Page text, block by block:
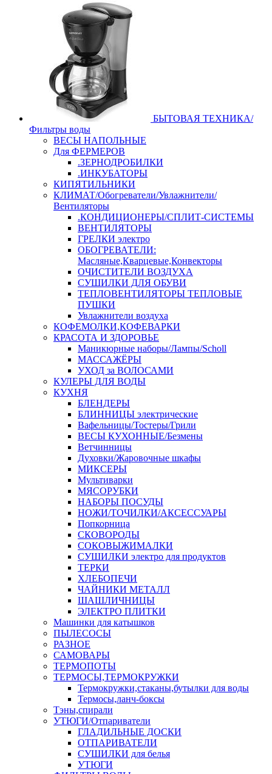
БЫТОВАЯ ТЕХНИКА/
Фильтры воды
ВЕСЫ НАПОЛЬНЫЕ
Для ФЕРМЕРОВ
.ЗЕРНОДРОБИЛКИ
.ИНКУБАТОРЫ
КИПЯТИЛЬНИКИ
КЛИМАТ/Обогреватели/Увлажнители/
Вентиляторы
.КОНДИЦИОНЕРЫ/СПЛИТ-СИСТЕМЫ
ВЕНТИЛЯТОРЫ
ГРЕЛКИ электро
ОБОГРЕВАТЕЛИ:
Масляные,Кварцевые,Конвекторы
ОЧИСТИТЕЛИ ВОЗДУХА
СУШИЛКИ ДЛЯ ОБУВИ
ТЕПЛОВЕНТИЛЯТОРЫ ТЕПЛОВЫЕ
ПУШКИ
Увлажнители воздуха
КОФЕМОЛКИ,КОФЕВАРКИ
КРАСОТА И ЗДОРОВЬЕ
Маникюрные наборы/Лампы/Scholl
МАССАЖЁРЫ
УХОД за ВОЛОСАМИ
КУЛЕРЫ ДЛЯ ВОДЫ
КУХНЯ
БЛЕНДЕРЫ
БЛИННИЦЫ электрические
Вафельницы/Тостеры/Грили
ВЕСЫ КУХОННЫЕ/Безмены
Ветчинницы
Духовки/Жаровочные шкафы
МИКСЕРЫ
Мультиварки
МЯСОРУБКИ
НАБОРЫ ПОСУДЫ
НОЖИ/ТОЧИЛКИ/АКСЕССУАРЫ
Попкорница
СКОВОРОДЫ
СОКОВЫЖИМАЛКИ
СУШИЛКИ электро для продуктов
ТЕРКИ
ХЛЕБОПЕЧИ
ЧАЙНИКИ МЕТАЛЛ
ШАШЛИЧНИЦЫ
ЭЛЕКТРО ПЛИТКИ
Машинки для катышков
ПЫЛЕСОСЫ
РАЗНОЕ
САМОВАРЫ
ТЕРМОПОТЫ
ТЕРМОСЫ,ТЕРМОКРУЖКИ
Термокружки,стаканы,бутылки для воды
Термосы,ланч-боксы
Тэны,спирали
УТЮГИ/Отпариватели
ГЛАДИЛЬНЫЕ ДОСКИ
ОТПАРИВАТЕЛИ
СУШИЛКИ для белья
УТЮГИ